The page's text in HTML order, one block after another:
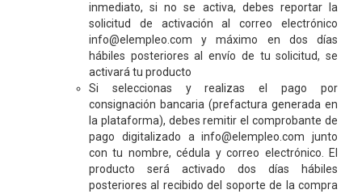
inmediato, si no se activa, debes reportar la
solicitud de activación al correo electrónico
info@elempleo.com y máximo en dos días
hábiles posteriores al envío de tu solicitud, se
activará tu producto
Si seleccionas y realizas el pago por
consignación bancaria (prefactura generada en
la plataforma), debes remitir el comprobante de
pago digitalizado a info@elempleo.com junto
con tu nombre, cédula y correo electrónico. El
producto será activado dos días hábiles
posteriores al recibido del soporte de la compra